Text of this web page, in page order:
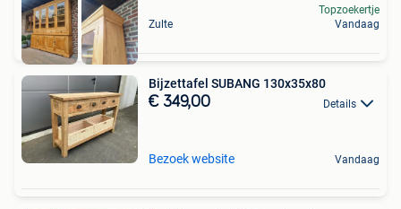
Zulte
Topzoekertje
Vandaag
Bijzettafel SUBANG 130x35x80
€ 349,00 Details
Bezoek website Vandaag